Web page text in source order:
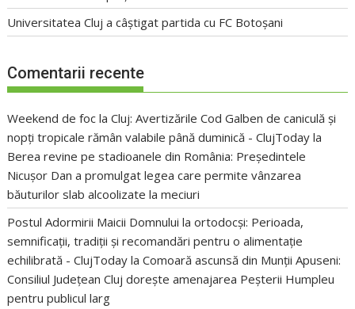
Universitatea Cluj a câștigat partida cu FC Botoșani
Comentarii recente
Weekend de foc la Cluj: Avertizările Cod Galben de caniculă și
nopți tropicale rămân valabile până duminică - ClujToday la
Berea revine pe stadioanele din România: Președintele
Nicușor Dan a promulgat legea care permite vânzarea
băuturilor slab alcoolizate la meciuri
Postul Adormirii Maicii Domnului la ortodocși: Perioada,
semnificații, tradiții și recomandări pentru o alimentație
echilibrată - ClujToday laComoară ascunsă din Munții Apuseni:
Consiliul Județean Cluj dorește amenajarea Peșterii Humpleu
pentru publicul larg